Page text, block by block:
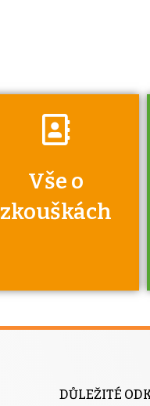
Vše o
zkouškách
DŮLEŽITÉ